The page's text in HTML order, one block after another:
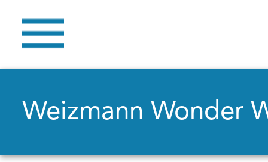
Weizmann Wonder